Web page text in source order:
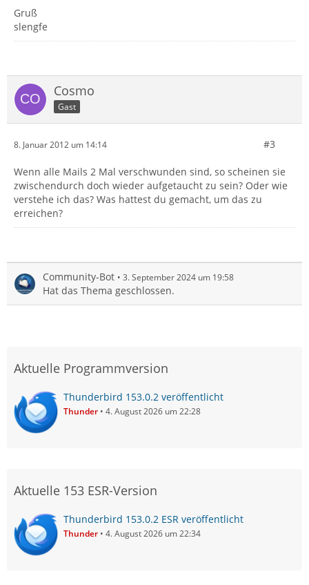
Gruß
slengfe
Cosmo
Gast
8. Januar 2012 um 14:14 #3
Wenn alle Mails 2 Mal verschwunden sind, so scheinen sie
zwischendurch doch wieder aufgetaucht zu sein? Oder wie
verstehe ich das? Was hattest du gemacht, um das zu
erreichen?
Community-Bot 3. September 2024 um 19:58
Hat das Thema geschlossen.
Aktuelle Programmversion
Thunderbird 153.0.2 veröffentlicht
Thunder 4. August 2026 um 22:28
Aktuelle 153 ESR-Version
Thunderbird 153.0.2 ESR veröffentlicht
Thunder 4. August 2026 um 22:34